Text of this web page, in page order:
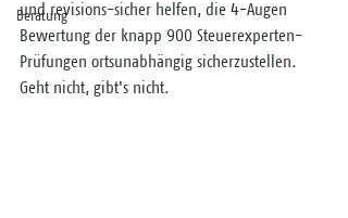
Beratung
und revisions-sicher helfen, die 4-Augen
Bewertung der knapp 900 Steuerexperten-
Prüfungen ortsunabhängig sicherzustellen.
Geht nicht, gibt's nicht.